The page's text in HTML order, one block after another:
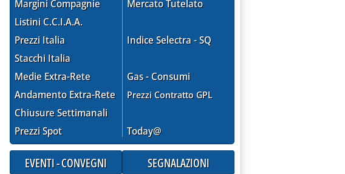
Margini Compagnie
Listini C.C.I.A.A.
Prezzi Italia
Stacchi Italia
Medie Extra-Rete
Andamento Extra-Rete
Chiusure Settimanali
Prezzi Spot
Mercato Tutelato
Indice Selectra - SQ
Gas - Consumi
Prezzi Contratto GPL
Today@
EVENTI - CONVEGNI SEGNALAZIONI